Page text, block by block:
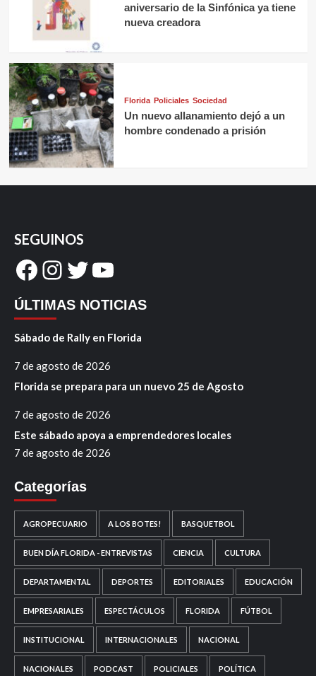
aniversario de la Sinfónica ya tiene
nueva creadora
Florida Policiales Sociedad
Un nuevo allanamiento dejó a un
hombre condenado a prisión
SEGUINOS
Facebook
Instagram
Twitter
YouTube
ÚLTIMAS NOTICIAS
Sábado de Rally en Florida
7 de agosto de 2026
Florida se prepara para un nuevo 25 de Agosto
7 de agosto de 2026
Este sábado apoya a emprendedores locales
7 de agosto de 2026
Categorías
AGROPECUARIO A LOS BOTES! BASQUETBOL
BUEN DÍA FLORIDA - ENTREVISTAS CIENCIA CULTURA
DEPARTAMENTAL DEPORTES EDITORIALES EDUCACIÓN
EMPRESARIALES ESPECTÁCULOS FLORIDA FÚTBOL
INSTITUCIONAL INTERNACIONALES NACIONAL
NACIONALES PODCAST POLICIALES POLÍTICA